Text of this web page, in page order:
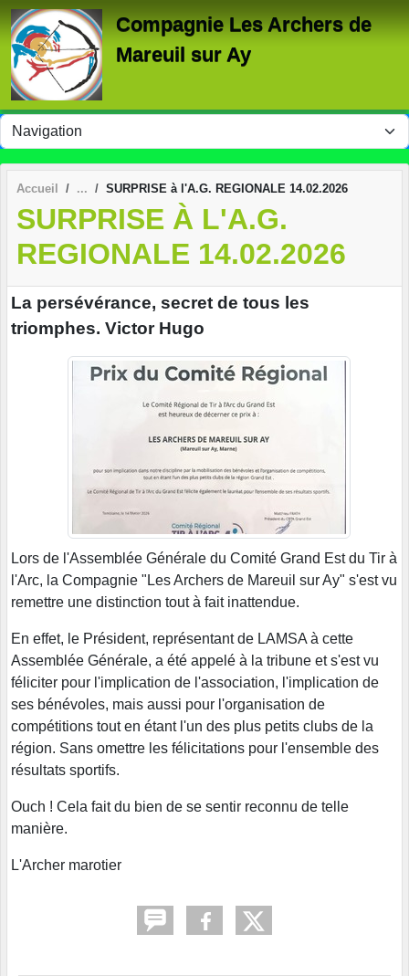
Compagnie Les Archers de
Mareuil sur Ay
Accueil SURPRISE à l'A.G. REGIONALE 14.02.2026
SURPRISE À L'A.G.
REGIONALE 14.02.2026
La persévérance, secret de tous les
triomphes. Victor Hugo
Lors de l'Assemblée Générale du Comité Grand Est du Tir à
l'Arc, la Compagnie "Les Archers de Mareuil sur Ay" s'est vu
remettre une distinction tout à fait inattendue.
En effet, le Président, représentant de LAMSA à cette
Assemblée Générale, a été appelé à la tribune et s'est vu
féliciter pour l'implication de l'association, l'implication de
ses bénévoles, mais aussi pour l'organisation de
compétitions tout en étant l'un des plus petits clubs de la
région. Sans omettre les félicitations pour l'ensemble des
résultats sportifs.
Ouch ! Cela fait du bien de se sentir reconnu de telle
manière.
L'Archer marotier
Panneau de gestion des cookies